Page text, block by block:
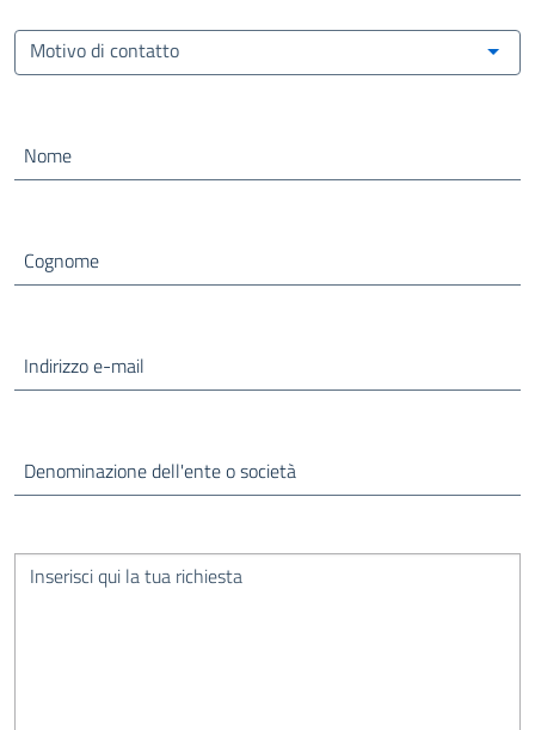
Motivo di contatto
Nome
Cognome
Indirizzo e-mail
Denominazione dell'ente o società